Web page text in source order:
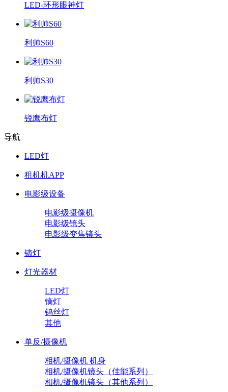
LED-环形眼神灯
利帅S60
利帅S30
锐鹰布灯
导航
LED灯
租机机APP
电影级设备
电影级摄像机
电影级镜头
电影级变焦镜头
镝灯
灯光器材
LED灯
镝灯
钨丝灯
其他
单反/摄像机
相机/摄像机 机身
相机/摄像机镜头（佳能系列）
相机/摄像机镜头（其他系列）